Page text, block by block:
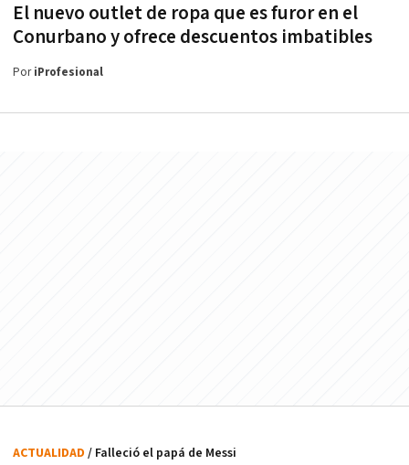
El nuevo outlet de ropa que es furor en el
Conurbano y ofrece descuentos imbatibles
PoriProfesional
ACTUALIDAD / Falleció el papá de Messi